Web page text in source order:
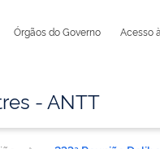
Órgãos do Governo Acesso
- ANTT